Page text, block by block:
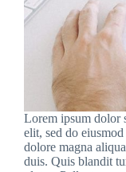
Lorem ipsum dolor
elit, sed do
dolore magna
duis. Quis blandit